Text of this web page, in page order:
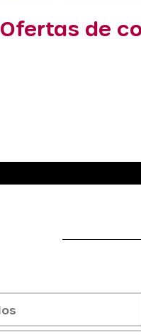
Ofertas de